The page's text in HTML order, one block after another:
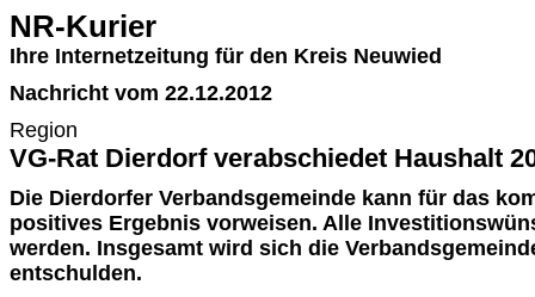
NR-Kurier
Ihre Internetzeitung für den Kreis Neuwied
Nachricht vom 22.12.2012
Region
VG-Rat Dierdorf verabschiedet Haushalt
Die Dierdorfer Verbandsgemeinde kann für das
positives Ergebnis vorweisen. Alle
werden. Insgesamt wird sich die
entschulden.